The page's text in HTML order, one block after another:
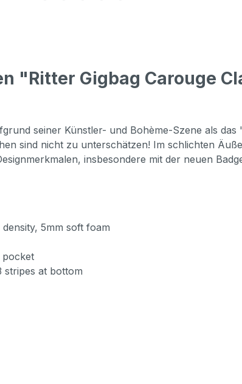
"Ritter Gigbag Carouge
seiner Künstler- und Bohème-Szene als
sind nicht zu unterschätzen! Im schlichten
insbesondere mit der neuen
5mm soft foam
pocket
stripes at bottom